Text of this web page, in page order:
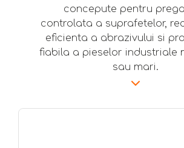
concepute pentru
controlata a suprafetelor,
eficienta a abrazivului si
fiabila a pieselor industriale